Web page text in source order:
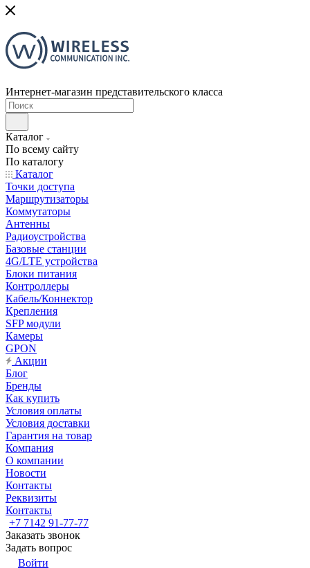
Интернет-магазин представительского класса
Каталог
По всему сайту
По каталогу
Каталог
Точки доступа
Маршрутизаторы
Коммутаторы
Антенны
Радиоустройства
Базовые станции
4G/LTE устройства
Блоки питания
Контроллеры
Кабель/Коннектор
Крепления
SFP модули
Камеры
GPON
Акции
Блог
Бренды
Как купить
Условия оплаты
Условия доставки
Гарантия на товар
Компания
О компании
Новости
Контакты
Реквизиты
Контакты
+7 7142 91-77-77
Заказать звонок
Задать вопрос
Войти